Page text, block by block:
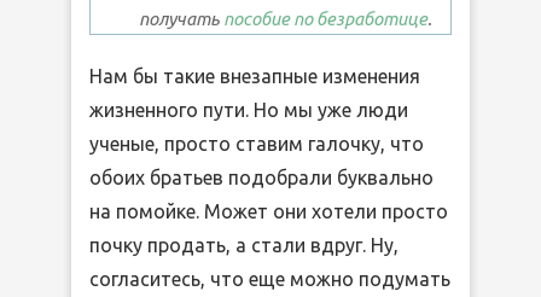
получать пособие по безработице.
Нам бы такие внезапные изменения
жизненного пути. Но мы уже люди
ученые, просто ставим галочку, что
обоих братьев подобрали буквально
на помойке. Может они хотели просто
почку продать, а стали вдруг. Ну,
согласитесь, что еще можно подумать